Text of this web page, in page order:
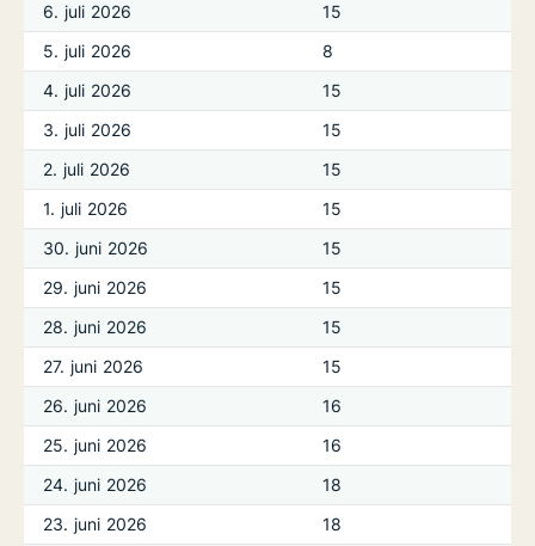
6. juli 2026
15
5. juli 2026
8
4. juli 2026
15
3. juli 2026
15
2. juli 2026
15
1. juli 2026
15
30. juni 2026
15
29. juni 2026
15
28. juni 2026
15
27. juni 2026
15
26. juni 2026
16
25. juni 2026
16
24. juni 2026
18
23. juni 2026
18